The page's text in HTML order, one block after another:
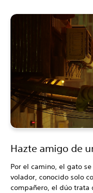
Hazte amigo de
Por el camino, el gato
volador, conocido solo
compañero, el dúo trata